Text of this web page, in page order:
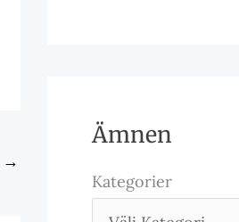
→
Ämnen
Kategorier